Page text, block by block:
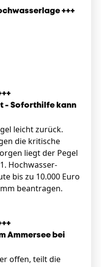
+++
- Soforthilfe kann
leicht zurück.
die kritische
liegt der Pegel
Hochwasser-
bis zu 10.000 Euro
beantragen.
Ammersee bei
offen, teilt die